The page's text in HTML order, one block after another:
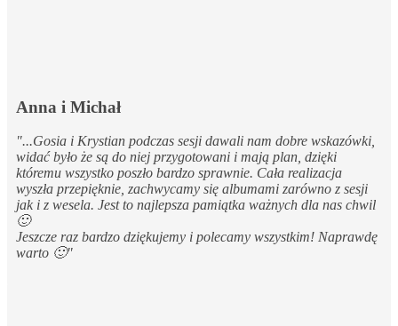
Anna i Michał
"...Gosia i Krystian podczas sesji dawali nam dobre wskazówki,
widać było że są do niej przygotowani i mają plan, dzięki
któremu wszystko poszło bardzo sprawnie. Cała realizacja
wyszła przepięknie, zachwycamy się albumami zarówno z sesji
jak i z wesela. Jest to najlepsza pamiątka ważnych dla nas chwil
🙂
Jeszcze raz bardzo dziękujemy i polecamy wszystkim! Naprawdę
warto 🙂"